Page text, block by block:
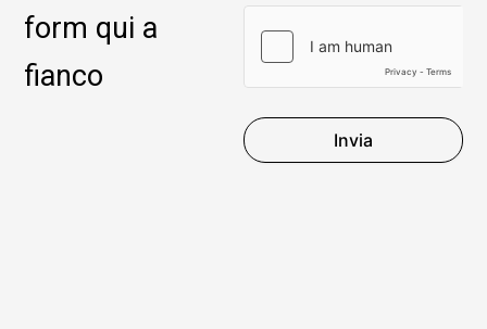
form qui a
fianco
Invia